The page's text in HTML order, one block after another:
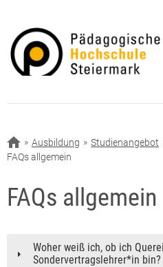
Ausbildung Studienangebot
FAQs allgemein
FAQs allgemein
Woher weiß ich, ob ich
Sondervertragslehrer*in bin?